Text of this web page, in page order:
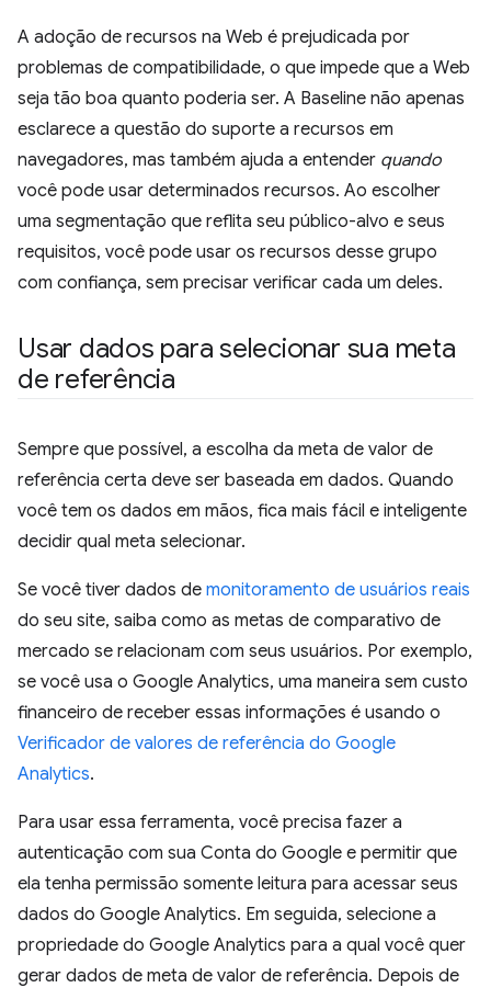
A adoção de recursos na Web é prejudicada por
problemas de compatibilidade, o que impede que a Web
seja tão boa quanto poderia ser. A Baseline não apenas
esclarece a questão do suporte a recursos em
navegadores, mas também ajuda a entender quando
você pode usar determinados recursos. Ao escolher
uma segmentação que reflita seu público-alvo e seus
requisitos, você pode usar os recursos desse grupo
com confiança, sem precisar verificar cada um deles.
Usar dados para selecionar sua meta
de referência
Sempre que possível, a escolha da meta de valor de
referência certa deve ser baseada em dados. Quando
você tem os dados em mãos, fica mais fácil e inteligente
decidir qual meta selecionar.
Se você tiver dados de monitoramento de usuários reais
do seu site, saiba como as metas de comparativo de
mercado se relacionam com seus usuários. Por exemplo,
se você usa o Google Analytics, uma maneira sem custo
financeiro de receber essas informações é usando o
Verificador de valores de referência do Google
Analytics.
Para usar essa ferramenta, você precisa fazer a
autenticação com sua Conta do Google e permitir que
ela tenha permissão somente leitura para acessar seus
dados do Google Analytics. Em seguida, selecione a
propriedade do Google Analytics para a qual você quer
gerar dados de meta de valor de referência. Depois de